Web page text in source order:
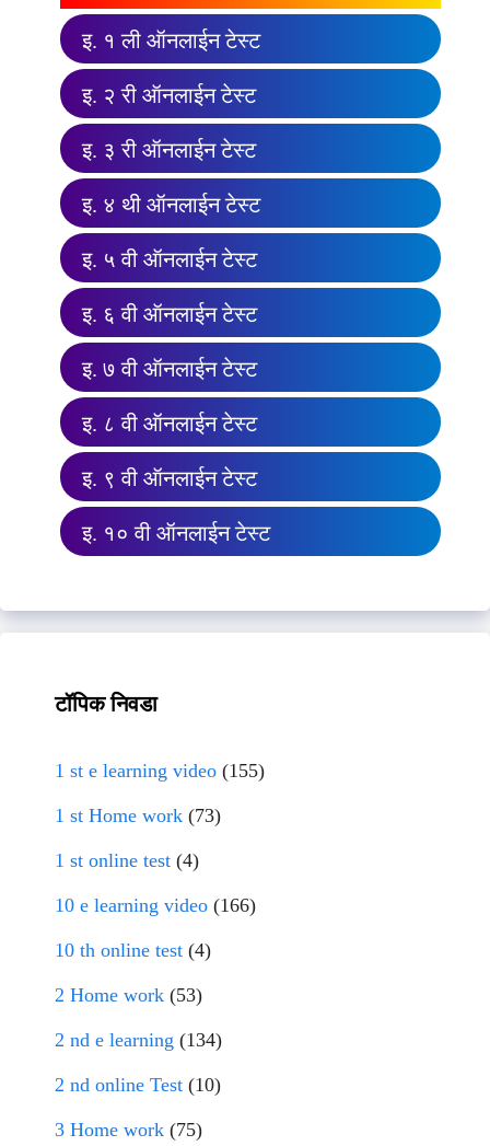
इ. १ ली ऑनलाईन टेस्ट
इ. २ री ऑनलाईन टेस्ट
इ. ३ री ऑनलाईन टेस्ट
इ. ४ थी ऑनलाईन टेस्ट
इ. ५ वी ऑनलाईन टेस्ट
इ. ६ वी ऑनलाईन टेस्ट
इ. ७ वी ऑनलाईन टेस्ट
इ. ८ वी ऑनलाईन टेस्ट
इ. ९ वी ऑनलाईन टेस्ट
इ. १० वी ऑनलाईन टेस्ट
टॉपिक निवडा
1 st e learning video (155)
1 st Home work (73)
1 st online test (4)
10 e learning video (166)
10 th online test (4)
2 Home work (53)
2 nd e learning (134)
2 nd online Test (10)
3 Home work (75)